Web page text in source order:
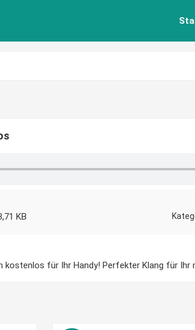
KB
kostenlos für Ihr Handy! Perfekter Klang für Ihr